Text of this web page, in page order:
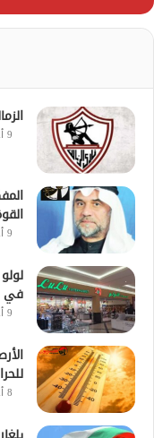
9 أغسطس، 2026
9 أغسطس، 2026
في
9 أغسطس، 2026
8 أغسطس، 2026